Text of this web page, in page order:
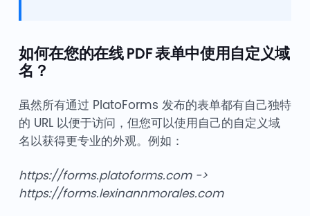
如何在您的在线 PDF 表单中使用自定义域
名？
虽然所有通过 PlatoForms 发布的表单都有自己独特
的 URL 以便于访问，但您可以使用自己的自定义域
名以获得更专业的外观。例如：
https://forms.platoforms.com ->
https://forms.lexinannmorales.com